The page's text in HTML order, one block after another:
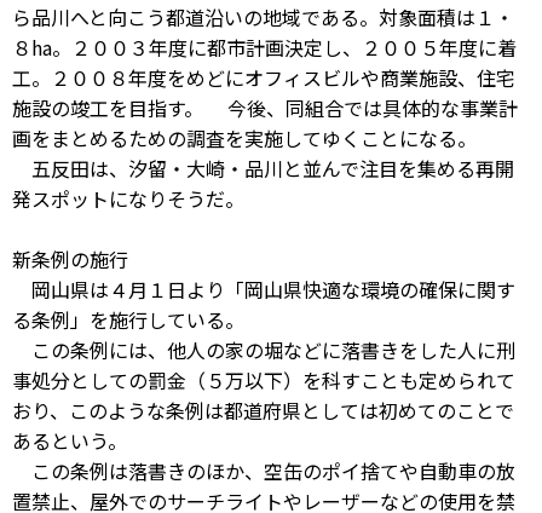
ら品川へと向こう都道沿いの地域である。対象面積は１・
８ha。２００３年度に都市計画決定し、２００５年度に着
工。２００８年度をめどにオフィスビルや商業施設、住宅
施設の竣工を目指す。 今後、同組合では具体的な事業計
画をまとめるための調査を実施してゆくことになる。
五反田は、汐留・大崎・品川と並んで注目を集める再開
発スポットになりそうだ。
新条例の施行
岡山県は４月１日より「岡山県快適な環境の確保に関す
る条例」を施行している。
この条例には、他人の家の堀などに落書きをした人に刑
事処分としての罰金（５万以下）を科すことも定められて
おり、このような条例は都道府県としては初めてのことで
あるという。
この条例は落書きのほか、空缶のポイ捨てや自動車の放
置禁止、屋外でのサーチライトやレーザーなどの使用を禁